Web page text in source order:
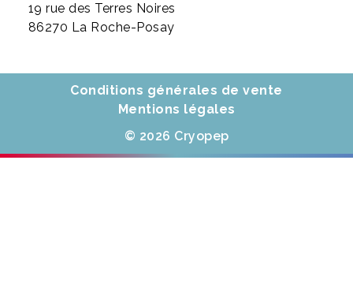
19 rue des Terres Noires
86270 La Roche-Posay
Conditions générales de vente
Mentions légales
© 2026 Cryopep